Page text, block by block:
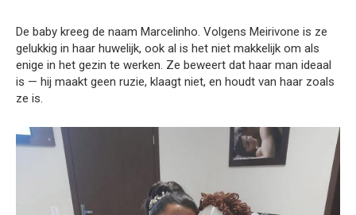
De baby kreeg de naam Marcelinho. Volgens Meirivone is ze
gelukkig in haar huwelijk, ook al is het niet makkelijk om als
enige in het gezin te werken. Ze beweert dat haar man ideaal
is — hij maakt geen ruzie, klaagt niet, en houdt van haar zoals
ze is.